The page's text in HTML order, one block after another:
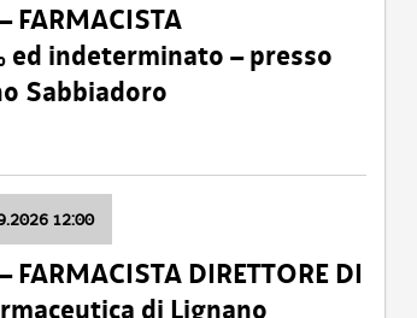
FARMACISTA
ed indeterminato – presso
Sabbiadoro
12:00
DIRETTORE DI
di Lignano